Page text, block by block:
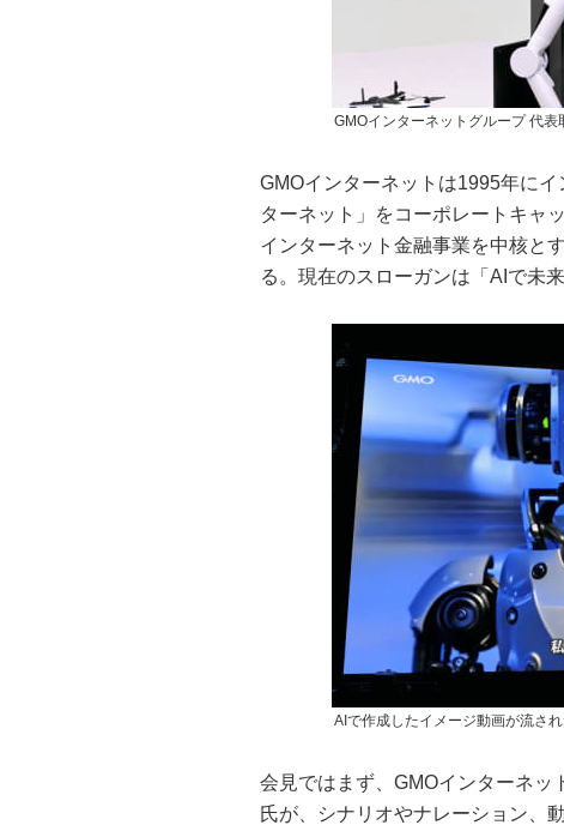
GMOインターネットグループ 代
GMOインターネットは1995年に
ターネット」をコーポレートキャ
インターネット金融事業を中核と
る。現在のスローガンは「AIで未
AIで作成したイメージ動画が流さ
会見ではまず、GMOインターネッ
氏が、シナリオやナレーション、